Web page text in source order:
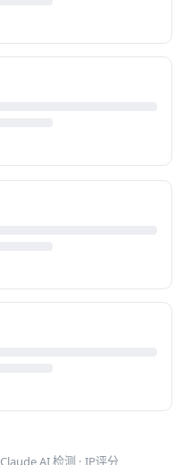
Claude AI 检测 · IP评分